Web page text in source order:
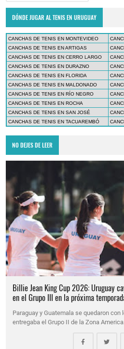
DÓNDE JUGAR AL TENIS EN URUGUAY
CANCHAS DE TENIS EN MONTEVIDEO
CANCHAS DE TENIS EN ARTIGAS
CANCHAS DE TENIS EN CERRO LARGO
CANCHAS DE TENIS EN DURAZNO
CANCHAS DE TENIS EN FLORIDA
CANCHAS DE TENIS EN MALDONADO
CANCHAS DE TENIS EN RÍO NEGRO
CANCHAS DE TENIS EN ROCHA
CANCHAS DE TENIS EN SAN JOSÉ
CANCHAS DE TENIS EN TACUAREMBÓ
NO DEJES DE LEER
Billie Jean King Cup 2026: Uruguay
en el Grupo III en la próxima
Paraguay y Guatemala se quedaron
entregaba el Grupo II de la Zona